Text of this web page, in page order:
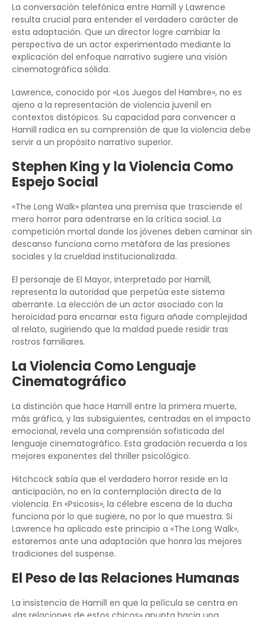
La conversación telefónica entre Hamill y Lawrence
resulta crucial para entender el verdadero carácter de
esta adaptación. Que un director logre cambiar la
perspectiva de un actor experimentado mediante la
explicación del enfoque narrativo sugiere una visión
cinematográfica sólida.
Lawrence, conocido por «Los Juegos del Hambre», no es
ajeno a la representación de violencia juvenil en
contextos distópicos. Su capacidad para convencer a
Hamill radica en su comprensión de que la violencia debe
servir a un propósito narrativo superior.
Stephen King y la Violencia Como
Espejo Social
«The Long Walk» plantea una premisa que trasciende el
mero horror para adentrarse en la crítica social. La
competición mortal donde los jóvenes deben caminar sin
descanso funciona como metáfora de las presiones
sociales y la crueldad institucionalizada.
El personaje de El Mayor, interpretado por Hamill,
representa la autoridad que perpetúa este sistema
aberrante. La elección de un actor asociado con la
heroicidad para encarnar esta figura añade complejidad
al relato, sugiriendo que la maldad puede residir tras
rostros familiares.
La Violencia Como Lenguaje
Cinematográfico
La distinción que hace Hamill entre la primera muerte,
más gráfica, y las subsiguientes, centradas en el impacto
emocional, revela una comprensión sofisticada del
lenguaje cinematográfico. Esta gradación recuerda a los
mejores exponentes del thriller psicológico.
Hitchcock sabía que el verdadero horror reside en la
anticipación, no en la contemplación directa de la
violencia. En «Psicosis», la célebre escena de la ducha
funciona por lo que sugiere, no por lo que muestra. Si
Lawrence ha aplicado este principio a «The Long Walk»,
estaremos ante una adaptación que honra las mejores
tradiciones del suspense.
El Peso de las Relaciones Humanas
La insistencia de Hamill en que la película se centra en